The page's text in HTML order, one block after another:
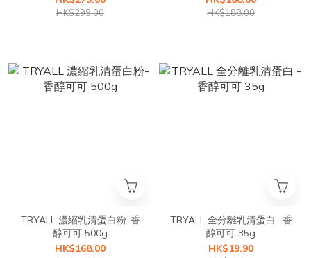
HK$299.00 HK$188.00
TRYALL 濃縮乳清蛋白粉-香
醇可可 500g
HK$168.00
TRYALL 全分離乳清蛋白 -香
醇可可 35g
HK$19.90